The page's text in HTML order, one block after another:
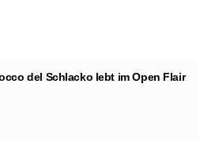
del Schlacko lebt im Open Flair